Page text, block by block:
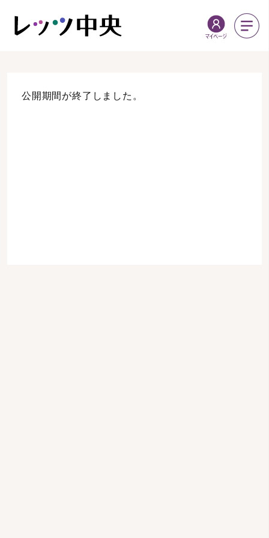
公開期間が終了しました。